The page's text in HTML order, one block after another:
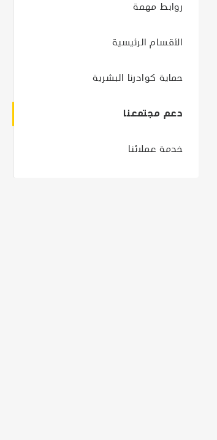
روابط مهمة
الأقسام الرئيسية
حماية كوادرنا البشرية
دعم مجتمعنا
خدمة عملائنا